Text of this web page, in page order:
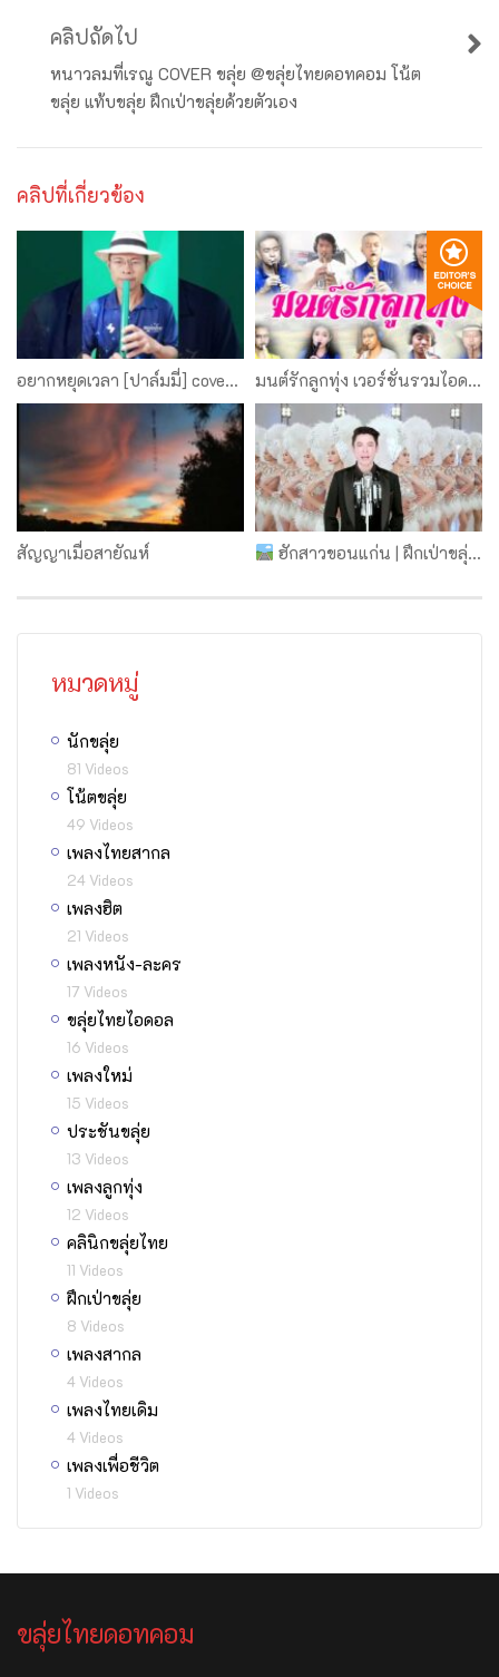
คลิปถัดไป
หนาวลมที่เรณู COVER ขลุ่ย @ขลุ่ยไทยดอทคอม โน้ต
ขลุ่ย แท้บขลุ่ย ฝึกเป่าขลุ่ยด้วยตัวเอง
คลิปที่เกี่ยวข้อง
อยากหยุดเวลา [ปาล์มมี่] cover ขลุ่ยราชพฤกษ์ คีย์ G รุ่นเขียวเสวย ช่างเก่ง พิพัฒน์ บ้านบึง มนต์รักลูกทุ่ง เวอร์ชั่นรวมไอดอล | ขลุ่ยไทยดอทคอม
สัญญา​เมื่อ​สายัณห์​ ฮักสาวขอนแก่น | ฝึกเป่าขลุ่ย โน้ตขลุ่ย แท้บขลุ่ย | ขลุ่ยไทยดอทคอม
หมวดหมู่
นักขลุ่ย
81 Videos
โน้ตขลุ่ย
49 Videos
เพลงไทยสากล
24 Videos
เพลงฮิต
21 Videos
เพลงหนัง-ละคร
17 Videos
ขลุ่ยไทยไอดอล
16 Videos
เพลงใหม่
15 Videos
ประชันขลุ่ย
13 Videos
เพลงลูกทุ่ง
12 Videos
คลินิกขลุ่ยไทย
11 Videos
ฝึกเป่าขลุ่ย
8 Videos
เพลงสากล
4 Videos
เพลงไทยเดิม
4 Videos
เพลงเพื่อชีวิต
1 Videos
ขลุ่ยไทยดอทคอม